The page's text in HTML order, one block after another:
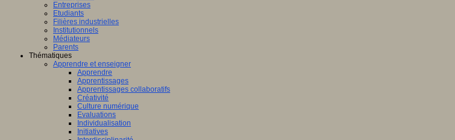
Entreprises
Etudiants
Filières industrielles
Institutionnels
Médiateurs
Parents
Thématiques
Apprendre et enseigner
Apprendre
Apprentissages
Apprentissages collaboratifs
Créativité
Culture numérique
Evaluations
Individualisation
Initiatives